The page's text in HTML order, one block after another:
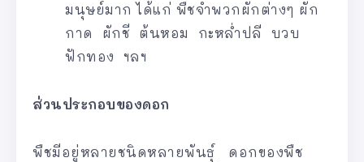
มนุษย์มาก ได้แก่ พืชจำพวกผักต่างๆ ผัก
กาด ผักชี ต้นหอม กะหล่ำปลี บวบ
ฟักทอง ฯลฯ
ส่วนประกอบของดอก
พืชมีอยู่หลายชนิดหลายพันธุ์ ดอกของพืช